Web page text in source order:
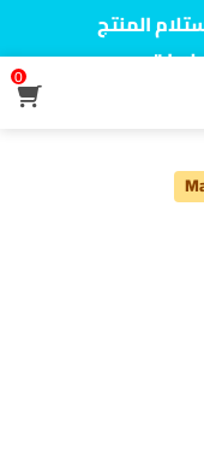
المنتج
0